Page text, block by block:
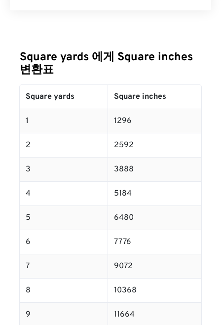
Square yards 에게 Square inches
변환표
Square yards Square inches
1 1296
2 2592
3 3888
4 5184
5 6480
6 7776
7 9072
8 10368
9 11664